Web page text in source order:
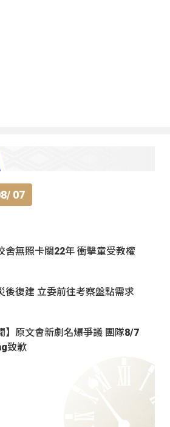
07
舍無照卡關22年 衝擊童受教權
後復建 立委前往考察盤點需求
】原文會新劇名爆爭議 團隊8/7
致歉